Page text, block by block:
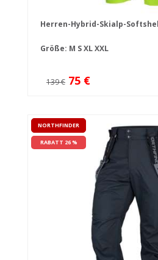
Herren-Hybrid-Skialp-
Größe: M SXLXXL
139 € 75 €
NORTHFINDER
RABATT 26 %